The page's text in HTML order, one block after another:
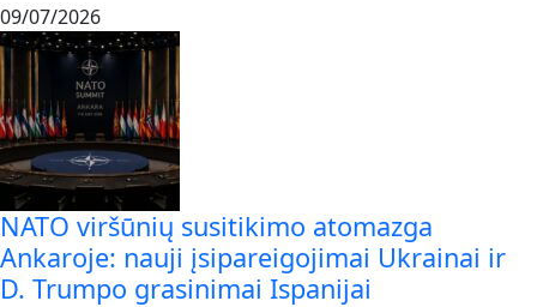
09/07/2026
NATO viršūnių susitikimo atomazga
Ankaroje: nauji įsipareigojimai Ukrainai ir
D. Trumpo grasinimai Ispanijai